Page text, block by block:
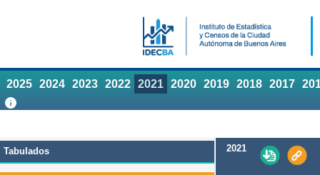
2025 2024 2023 2022 2021 2020 2019 2018 2017
Tabulados 2021